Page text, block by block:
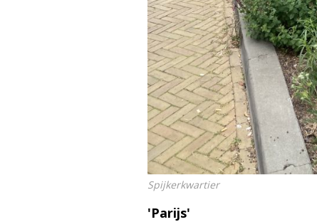
Spijkerkwartier
'Parijs'